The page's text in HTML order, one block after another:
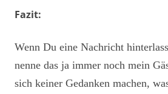
Fazit:
Wenn Du eine Nachricht
nenne das ja immer noch mein
sich keiner Gedanken machen,